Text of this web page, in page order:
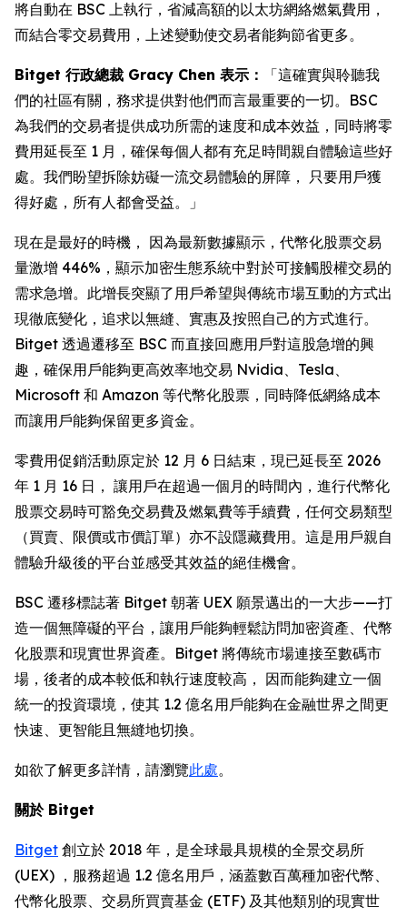
將自動在 BSC 上執行，省減高額的以太坊網絡燃氣費用，
而結合零交易費用，上述變動使交易者能夠節省更多。
Bitget 行政總裁 Gracy Chen 表示：
「這確實與聆聽我
們的社區有關，務求提供對他們而言最重要的一切。BSC
為我們的交易者提供成功所需的速度和成本效益，同時將零
費用延長至 1 月，確保每個人都有充足時間親自體驗這些好
處。我們盼望拆除妨礙一流交易體驗的屏障， 只要用戶獲
得好處，所有人都會受益。」
現在是最好的時機， 因為最新數據顯示，代幣化股票交易
量激增 446%，顯示加密生態系統中對於可接觸股權交易的
需求急增。此增長突顯了用戶希望與傳統市場互動的方式出
現徹底變化，追求以無縫、實惠及按照自己的方式進行。
Bitget 透過遷移至 BSC 而直接回應用戶對這股急增的興
趣，確保用戶能夠更高效率地交易 Nvidia、Tesla、
Microsoft 和 Amazon 等代幣化股票，同時降低網絡成本
而讓用戶能夠保留更多資金。
零費用促銷活動原定於 12 月 6 日結束，現已延長至 2026
年 1 月 16 日， 讓用戶在超過一個月的時間內，進行代幣化
股票交易時可豁免交易費及燃氣費等手續費，任何交易類型
（買賣、限價或市價訂單）亦不設隱藏費用。這是用戶親自
體驗升級後的平台並感受其效益的絕佳機會。
BSC 遷移標誌著 Bitget 朝著 UEX 願景邁出的一大步——打
造一個無障礙的平台，讓用戶能夠輕鬆訪問加密資產、代幣
化股票和現實世界資產。Bitget 將傳統市場連接至數碼市
場，後者的成本較低和執行速度較高， 因而能夠建立一個
統一的投資環境，使其 1.2 億名用戶能夠在金融世界之間更
快速、更智能且無縫地切換。
如欲了解更多詳情，請瀏覽此處。
關於 Bitget
Bitget 創立於 2018 年，是全球最具規模的全景交易所
(UEX) ，服務超過 1.2 億名用戶，涵蓋數百萬種加密代幣、
代幣化股票、交易所買賣基金 (ETF) 及其他類別的現實世